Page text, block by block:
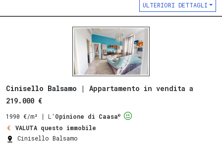
ULTERIORI DETTAGLI
Cinisello Balsamo | Appartamento in vendita a
219.000 €
1990 €/m² ∣ L' Opinione di Caasa®
VALUTA questo immobile
Cinisello Balsamo